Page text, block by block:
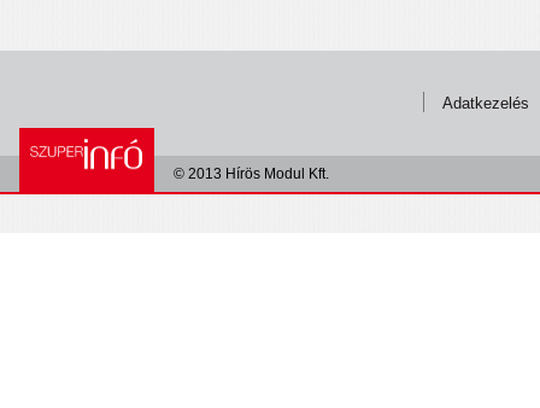
Adatkezelés
© 2013 Hírös Modul Kft.